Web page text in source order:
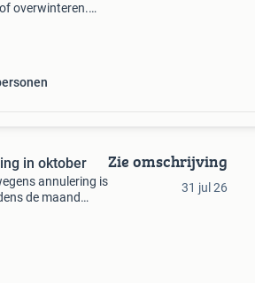
overwinteren.
in oktober
annulering is
de maand
Zie omschrijving
31 jul 26